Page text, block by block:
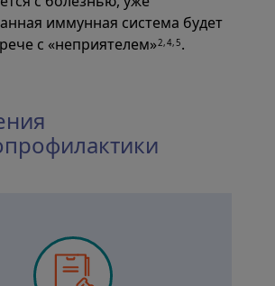
иммунная система будет
с «неприятелем»2,4,5.